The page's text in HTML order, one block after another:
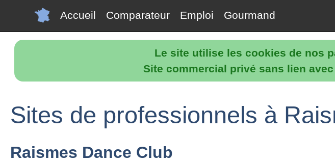
Le site utilise les cookies de nos
Site commercial privé sans lien
Accueil Comparateur Emploi Gourmand
Sites de professionnels à
Raismes Dance Club